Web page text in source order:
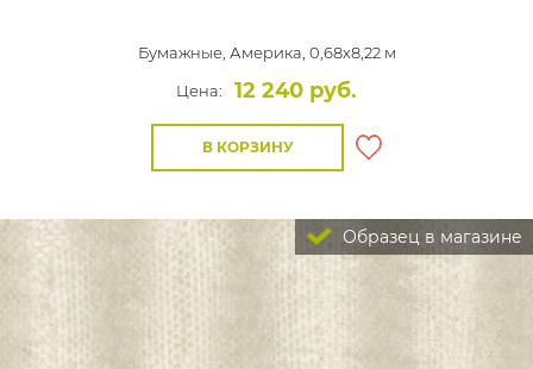
Бумажные, Америка, 0,68x8,22 м
Цена:
12 240 руб.
В КОРЗИНУ
Образец в магазине